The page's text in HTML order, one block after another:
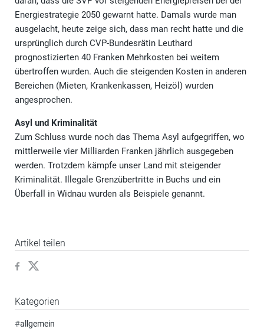
Energiestrategie 2050 gewarnt hatte. Damals wurde man
ausgelacht, heute zeige sich, dass man recht hatte und die
ursprünglich durch CVP-Bundesrätin Leuthard
prognostizierten 40 Franken Mehrkosten bei weitem
übertroffen wurden. Auch die steigenden Kosten in anderen
Bereichen (Mieten, Krankenkassen, Heizöl) wurden
angesprochen.
Asyl und Kriminalität
Zum Schluss wurde noch das Thema Asyl aufgegriffen, wo
mittlerweile vier Milliarden Franken jährlich ausgegeben
werden. Trotzdem kämpfe unser Land mit steigender
Kriminalität. Illegale Grenzübertritte in Buchs und ein
Überfall in Widnau wurden als Beispiele genannt.
Artikel teilen
Kategorien
#allgemein